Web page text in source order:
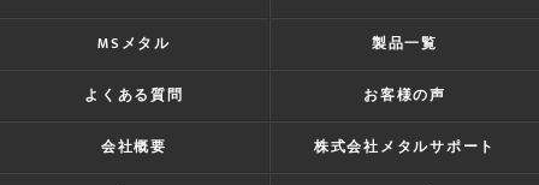
MSメタル 製品一覧
よくある質問 お客様の声
会社概要 株式会社メタルサポート